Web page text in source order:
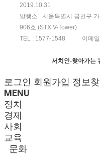
2019.10.31
발행소 : 서울특별시 금천구
906호 (STX V-Tower)
TEL : 1577-1548 이메
서치인-찾아가는
로그인 회원가입 정보
MENU
정치
경제
사회
교육
문화